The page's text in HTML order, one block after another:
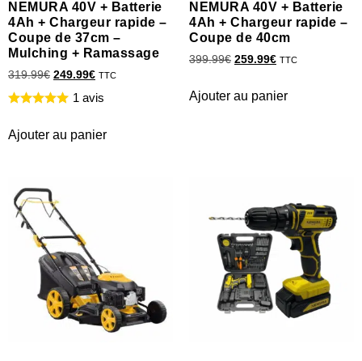
NEMURA 40V + Batterie
4Ah + Chargeur rapide –
Coupe de 37cm –
Mulching + Ramassage
319.99€ 249.99€ TTC
1 avis
Ajouter au panier
NEMURA 40V + Batterie
4Ah + Chargeur rapide –
Coupe de 40cm
399.99€ 259.99€ TTC
Ajouter au panier